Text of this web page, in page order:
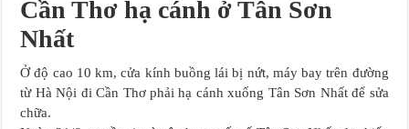
Cần Thơ hạ cánh ở Tân Sơn
Nhất
Ở độ cao 10 km, cửa kính buồng lái bị nứt, máy bay trên đường
từ Hà Nội đi Cần Thơ phải hạ cánh xuống Tân Sơn Nhất để sửa
chữa.